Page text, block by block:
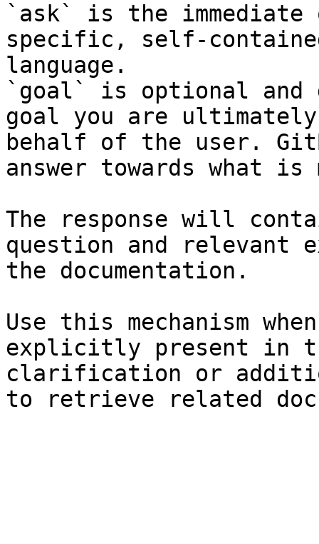
`ask` is the
specific, self-
language.
`goal` is optional and
goal you are
behalf of the user.
answer towards what
The response will
question and relevant
the documentation.
Use this mechanism
explicitly present in
clarification or